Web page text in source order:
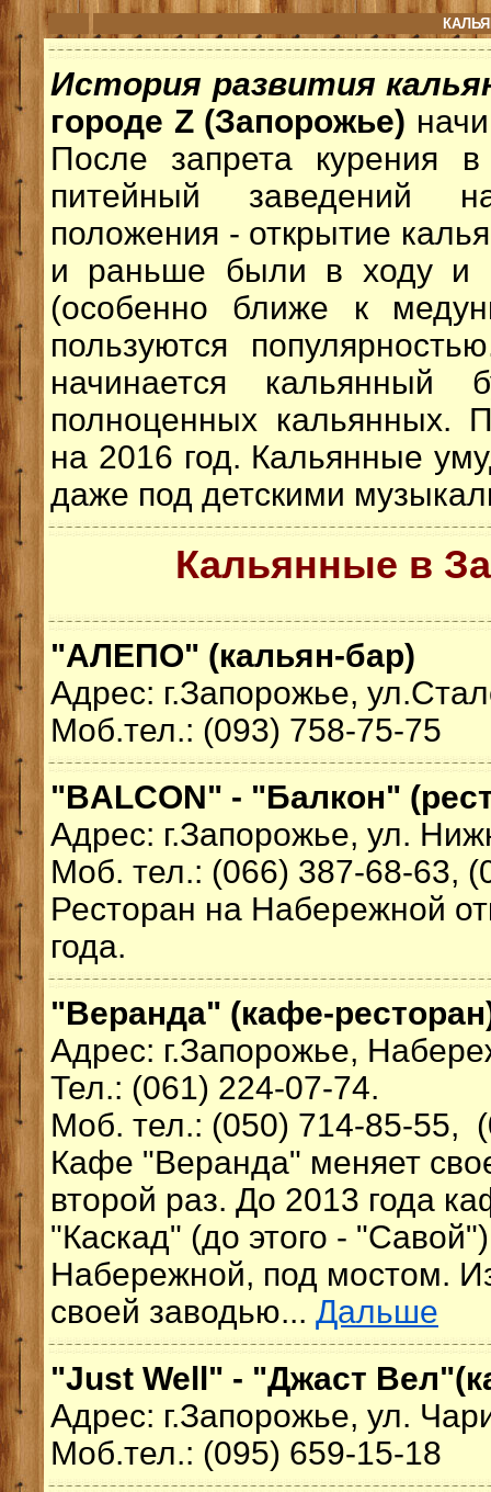
История развития
городе Z (Запорожье)
После запрета курения
питейный заведений
положения - открытие
и раньше были в ходу и
(особенно ближе к
пользуются
начинается кальянный
полноценных кальянных.
на 2016 год. Кальянные
даже под детскими
Кальянные в
"АЛЕПО" (кальян-бар)
Адрес: г.Запорожье,
Моб.тел.: (093) 758-75-75
"BALCON" - "Балкон"
Адрес: г.Запорожье, ул.
Моб. тел.: (066) 387-68-63,
Ресторан на Набережной
года.
"Веранда" (кафе-
Адрес: г.Запорожье,
Тел.: (061) 224-07-74.
Моб. тел.: (050) 714-85-55,
Кафе "Веранда" меняет
второй раз. До 2013 года
"Каскад" (до этого -
Набережной, под мостом.
своей заводью... Дальше
"Just Well" - "Джаст
Адрес: г.Запорожье, ул.
Моб.тел.: (095) 659-15-18